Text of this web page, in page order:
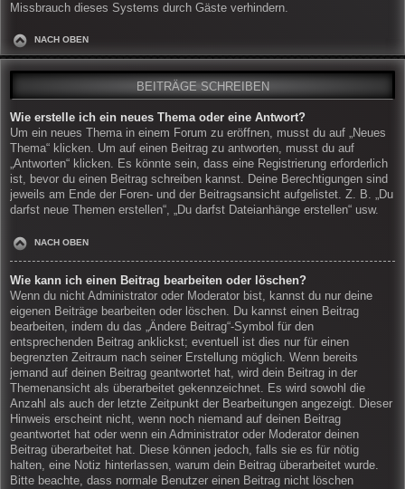
Missbrauch dieses Systems durch Gäste verhindern.
NACH OBEN
BEITRÄGE SCHREIBEN
Wie erstelle ich ein neues Thema oder eine Antwort?
Um ein neues Thema in einem Forum zu eröffnen, musst du auf „Neues
Thema“ klicken. Um auf einen Beitrag zu antworten, musst du auf
„Antworten“ klicken. Es könnte sein, dass eine Registrierung erforderlich
ist, bevor du einen Beitrag schreiben kannst. Deine Berechtigungen sind
jeweils am Ende der Foren- und der Beitragsansicht aufgelistet. Z. B. „Du
darfst neue Themen erstellen“, „Du darfst Dateianhänge erstellen“ usw.
NACH OBEN
Wie kann ich einen Beitrag bearbeiten oder löschen?
Wenn du nicht Administrator oder Moderator bist, kannst du nur deine
eigenen Beiträge bearbeiten oder löschen. Du kannst einen Beitrag
bearbeiten, indem du das „Ändere Beitrag“-Symbol für den
entsprechenden Beitrag anklickst; eventuell ist dies nur für einen
begrenzten Zeitraum nach seiner Erstellung möglich. Wenn bereits
jemand auf deinen Beitrag geantwortet hat, wird dein Beitrag in der
Themenansicht als überarbeitet gekennzeichnet. Es wird sowohl die
Anzahl als auch der letzte Zeitpunkt der Bearbeitungen angezeigt. Dieser
Hinweis erscheint nicht, wenn noch niemand auf deinen Beitrag
geantwortet hat oder wenn ein Administrator oder Moderator deinen
Beitrag überarbeitet hat. Diese können jedoch, falls sie es für nötig
halten, eine Notiz hinterlassen, warum dein Beitrag überarbeitet wurde.
Bitte beachte, dass normale Benutzer einen Beitrag nicht löschen